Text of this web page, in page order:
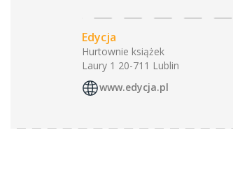
Edycja
Hurtownie książek
Laury 1 20-711 Lublin
www.edycja.pl